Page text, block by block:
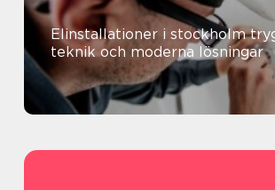
Elinstallationer i stockholm trygghet,
teknik och moderna lösningar